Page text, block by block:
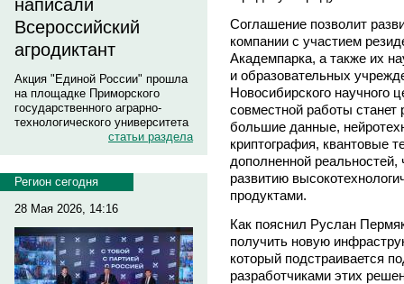
написали
Всероссийский
агродиктант
Акция "Единой России" прошла
на площадке Приморского
государственного аграрно-
технологического университета
статьи раздела
Регион сегодня
28 Мая 2026, 14:16
Соглашение позволит
компании с участием
Академпарка, а также их
и образовательных
Новосибирского научного
совместной работы станет
большие данные,
криптография, квантовые
дополненной реальностей,
развитию
продуктами.
Как пояснил Руслан
получить новую
который подстраивается
разработчиками этих